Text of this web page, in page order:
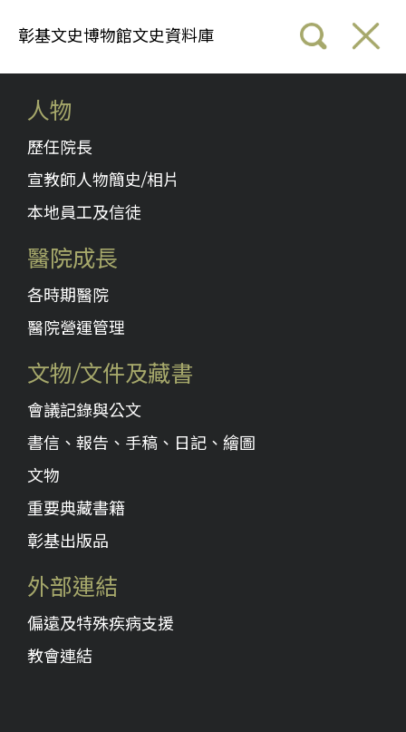
彰基文史博物館文史資料庫
人物
歷任院長
宣教師人物簡史/相片
本地員工及信徒
醫院成長
各時期醫院
醫院營運管理
文物/文件及藏書
會議記錄與公文
書信、報告、手稿、日記、繪圖
文物
重要典藏書籍
彰基出版品
外部連結
偏遠及特殊疾病支援
教會連結